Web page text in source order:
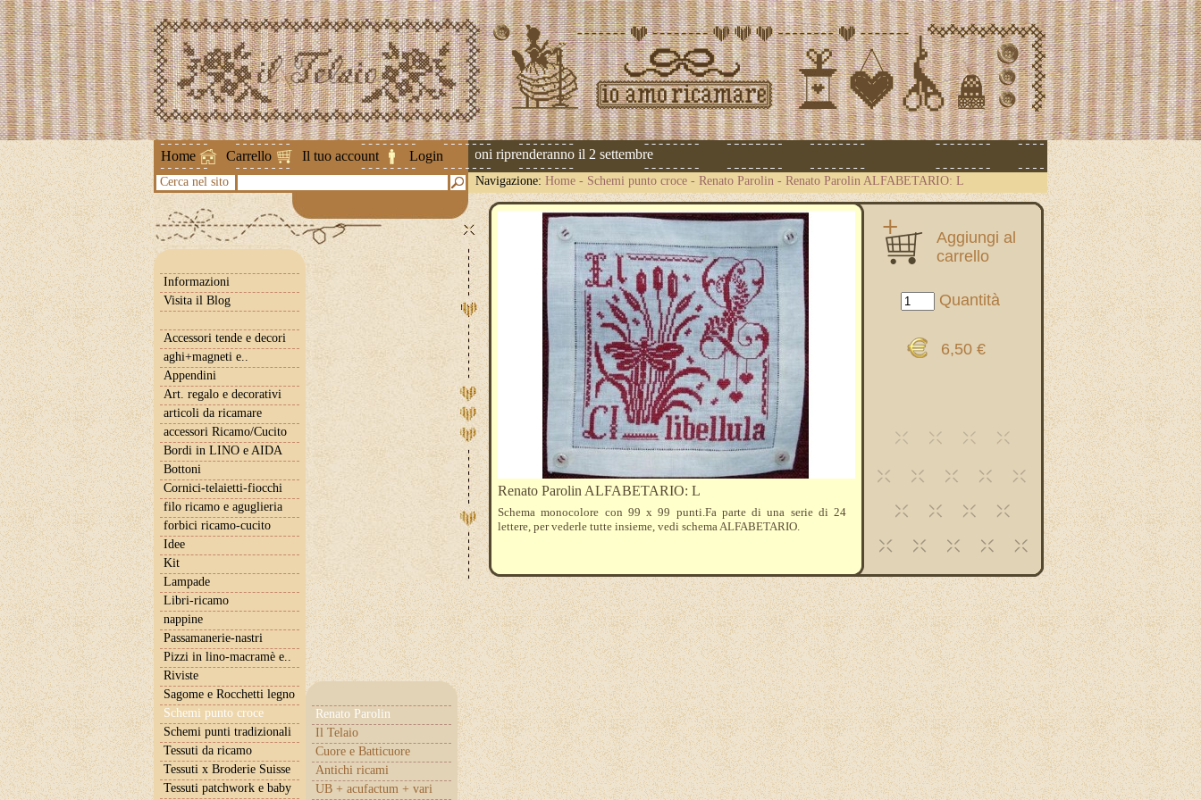
Home Carrello Il tuo account Login
Attenzione ! Le spedizioni riprenderanno il 2 settembre
Cerca nel sito Navigazione: Home - Schemi punto croce - Renato Parolin - Renato Parolin ALFABETARIO: L
Informazioni
Visita il Blog
Accessori tende e decori
aghi+magneti e..
Appendini
Art. regalo e decorativi
articoli da ricamare
accessori Ricamo/Cucito
Bordi in LINO e AIDA
Bottoni
Cornici-telaietti-fiocchi
filo ricamo e aguglieria
forbici ricamo-cucito
Idee
Kit
Lampade
Libri-ricamo
nappine
Passamanerie-nastri
Pizzi in lino-macramè e..
Riviste
Sagome e Rocchetti legno
Schemi punto croce
Renato Parolin
Il Telaio
Cuore e Batticuore
Antichi ricami
UB + acufactum + vari
Schemi punti tradizionali
Tessuti da ricamo
Tessuti x Broderie Suisse
Tessuti patchwork e baby
Aggiungi al
carrello
Quantità
6,50 €
Renato Parolin ALFABETARIO: L
Schema monocolore con 99 x 99 punti.Fa parte di una serie di 24
lettere, per vederle tutte insieme, vedi schema ALFABETARIO.